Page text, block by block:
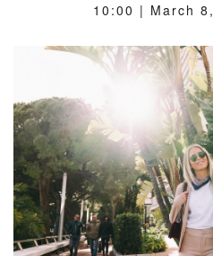
10:00 | March